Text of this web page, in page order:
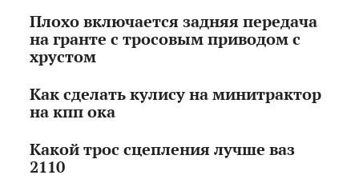
Плохо включается задняя передача
на гранте с тросовым приводом с
хрустом
Как сделать кулису на минитрактор
на кпп ока
Какой трос сцепления лучше ваз
2110